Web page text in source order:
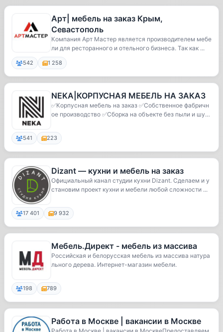
Арт| мебель на заказ Крым,
Севастополь
Компания Арт Мастер является производителем мебе
ли для ресторанного и отельного бизнеса. Так как ...
542 1 258
NEKA|КОРПУСНАЯ МЕБЕЛЬ НА ЗАКАЗ
✅Корпусная мебель на заказ ✅Собственное фабричн
ое производство ✅Сборка на объекте без пыли и шум
541 223
Dizant — кухни и мебель на заказ
Официальный канал студии кухни Dizant. Сделаем и у
становим проект кухни и мебели любой сложности ...
17 401 9 932
Мебель.Директ - мебель из массива
Российская и белорусская мебель из массива натура
льного дерева. Интернет-магазин мебели.
198 789
Работа в Москве | вакансии в Москве